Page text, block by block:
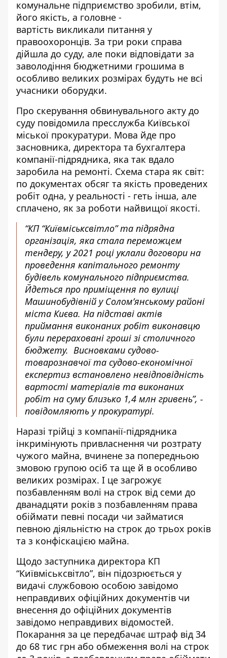
комунальне підприємство зробили, втім,
його якість, а головне -
вартість викликали питання у
правоохоронців. За три роки справа
дійшла до суду, але поки відповідати за
заволодіння бюджетними грошима в
особливо великих розмірах будуть не всі
учасники оборудки.
Про скерування обвинувального акту до
суду повідомила пресслужба Київської
міської прокуратури. Мова йде про
засновника, директора та бухгалтера
компанії-підрядника, яка так вдало
заробила на ремонті. Схема стара як світ:
по документах обсяг та якість проведених
робіт одна, у реальності - геть інша, але
сплачено, як за роботи найвищої якості.
“КП “Київміськсвітло” та підрядна
організація, яка стала переможцем
тендеру, у 2021 році уклали договори на
проведення капітального ремонту
будівель комунального підприємства.
Йдеться про приміщення по вулиці
Машинобудівній у Солом’янському районі
міста Києва. На підставі актів
приймання виконаних робіт виконавцю
були перераховані гроші зі столичного
бюджету. Висновками судово-
товарознавчої та судово-економічної
експертиз встановлено невідповідність
вартості матеріалів та виконаних
робіт на суму близько 1,4 млн гривень”, -
повідомляють у прокуратурі.
Наразі трійці з компанії-підрядника
інкримінують привласнення чи розтрату
чужого майна, вчинене за попередньою
змовою групою осіб та ще й в особливо
великих розмірах. І це загрожує
позбавленням волі на строк від семи до
дванадцяти років з позбавленням права
обіймати певні посади чи займатися
певною діяльністю на строк до трьох років
та з конфіскацією майна.
Щодо заступника директора КП
“Київміськсвітло”, він підозрюється у
видачі службовою особою завідомо
неправдивих офіційних документів чи
внесення до офіційних документів
завідомо неправдивих відомостей.
Покарання за це передбачає штраф від 34
до 68 тис грн або обмеження волі на строк